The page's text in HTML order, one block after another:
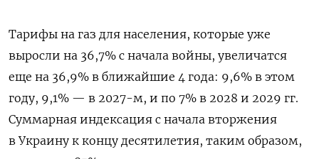
Тарифы на газ для населения, которые уже
выросли на 36,7% с начала войны, увеличатся
еще на 36,9% в ближайшие 4 года: 9,6% в этом
году, 9,1% — в 2027-м, и по 7% в 2028 и 2029 гг.
Суммарная индексация с начала вторжения
в Украину к концу десятилетия, таким образом,